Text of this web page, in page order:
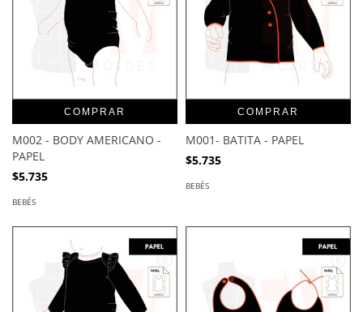
COMPRAR
M002 - BODY AMERICANO -
PAPEL
$5.735
BEBÉS
COMPRAR
M001- BATITA - PAPEL
$5.735
BEBÉS